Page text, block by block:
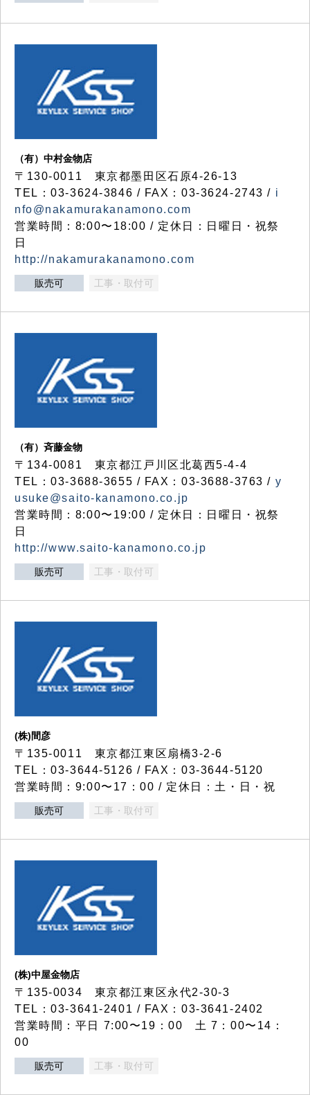
（有）中村金物店
〒130-0011 東京都墨田区石原4-26-13
TEL：03-3624-3846 / FAX：03-3624-2743 / i
nfo@nakamurakanamono.com
営業時間：8:00〜18:00 / 定休日：日曜日・祝祭
日
http://nakamurakanamono.com
販売可 工事・取付可
（有）斉藤金物
〒134-0081 東京都江戸川区北葛西5-4-4
TEL：03-3688-3655 / FAX：03-3688-3763 / y
usuke@saito-kanamono.co.jp
営業時間：8:00〜19:00 / 定休日：日曜日・祝祭
日
http://www.saito-kanamono.co.jp
販売可 工事・取付可
(株)間彦
〒135-0011 東京都江東区扇橋3-2-6
TEL：03-3644-5126 / FAX：03-3644-5120
営業時間：9:00〜17：00 / 定休日：土・日・祝
販売可 工事・取付可
(株)中屋金物店
〒135-0034 東京都江東区永代2-30-3
TEL：03-3641-2401 / FAX：03-3641-2402
営業時間：平日 7:00〜19：00 土 7：00〜14：
00
販売可 工事・取付可